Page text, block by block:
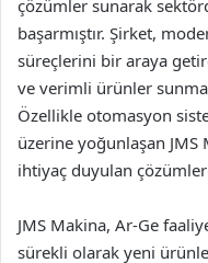
çözümler sunarak
başarmıştır. Şirket,
süreçlerini bir araya
ve verimli ürünler
Özellikle otomasyon
üzerine yoğunlaşan
ihtiyaç duyulan
JMS Makina, Ar-Ge
sürekli olarak yeni